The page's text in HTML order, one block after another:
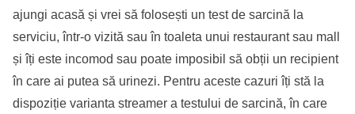
ajungi acasă și vrei să folosești un test de sarcină la
serviciu, într-o vizită sau în toaleta unui restaurant sau mall
și îți este incomod sau poate imposibil să obții un recipient
în care ai putea să urinezi. Pentru aceste cazuri îți stă la
dispoziție varianta streamer a testului de sarcină, în care